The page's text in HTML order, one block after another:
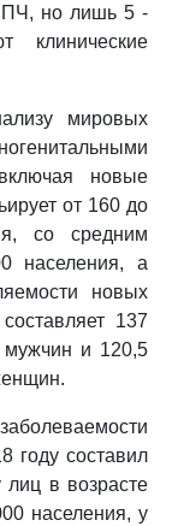
но лишь 5 -
клинические
мировых
новые
от 160 до
со средним
населения, а
новых
137
мужчин и 120,5
году составил
лиц в возрасте
населения, у